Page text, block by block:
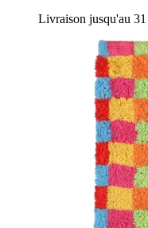
Livraison jusqu'au